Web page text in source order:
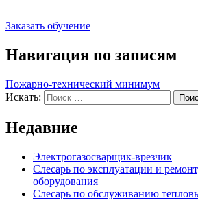
Заказать обучение
Навигация по записям
Пожарно-технический минимум
Искать:
Недавние
Электрогазосварщик-врезчик
Слесарь по эксплуатации и
оборудования
Слесарь по обслуживанию